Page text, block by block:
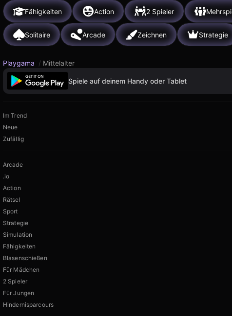
Fähigkeiten Action 2 Spieler
Solitaire Arcade Zeichnen Strategie
Playgama / Mittelalter
Spiele auf deinem Handy oder Tablet
Im Trend
Neue
Zufällig
Arcade
.io
Action
Rätsel
Sport
Strategie
Simulation
Fähigkeiten
Blasenschießen
Für Mädchen
2 Spieler
Für Jungen
Hindernisparcours